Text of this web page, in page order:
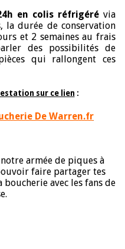
en colis réfrigéré via
la durée de conservation
et 2 semaines au frais
des possibilités de
qui rallongent ces
sur ce lien :
De Warren.fr
armée de piques à
faire partager tes
avec les fans de